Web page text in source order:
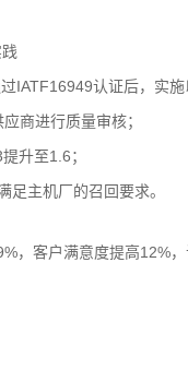
IATF16949认证后，实
商进行质量审核；
升至1.6；
足主机厂的召回要求。
，客户满意度提高12%，